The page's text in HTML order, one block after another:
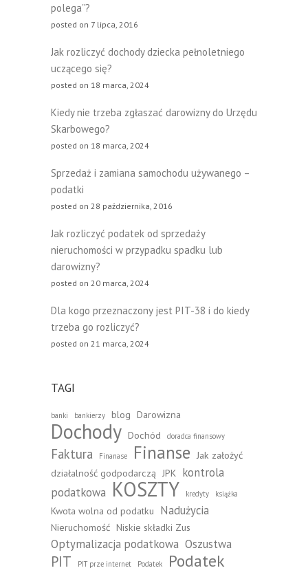
polega”?
posted on 7 lipca, 2016
Jak rozliczyć dochody dziecka pełnoletniego
uczącego się?
posted on 18 marca, 2024
Kiedy nie trzeba zgłaszać darowizny do Urzędu
Skarbowego?
posted on 18 marca, 2024
Sprzedaż i zamiana samochodu używanego –
podatki
posted on 28 października, 2016
Jak rozliczyć podatek od sprzedaży
nieruchomości w przypadku spadku lub
darowizny?
posted on 20 marca, 2024
Dla kogo przeznaczony jest PIT-38 i do kiedy
trzeba go rozliczyć?
posted on 21 marca, 2024
TAGI
banki bankierzy blog Darowizna
Dochody Dochód doradca finansowy
Faktura Finanase Finanse Jak założyć
działalność godpodarczą JPK kontrola
podatkowa KOSZTY kredyty książka
Kwota wolna od podatku Nadużycia
Nieruchomość Niskie składki Zus
Optymalizacja podatkowa Oszustwa
PIT PIT prze internet Podatek Podatek